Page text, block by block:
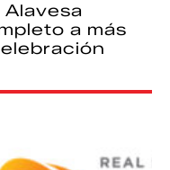
a más